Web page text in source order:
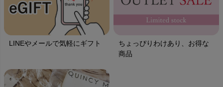
LINEやメールで気軽にギフト
ちょっぴりわけあり、お得な
商品